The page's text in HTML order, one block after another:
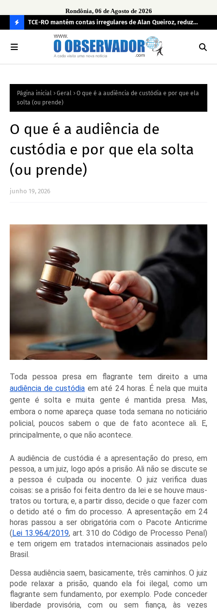
Rondônia, 06 de Agosto de 2026
O
R
TCE-RO mantém contas irregulares de Alan Queiroz, reduz
multa e caso pode gerar Inelegibilidade
Página inicial Geral
O que é a audiência de custódia e por que ela
solta (ou prende)
O que é a audiência de
custódia e por que ela solta
(ou prende)
junho 19, 2026
audiência de custódia em até 24 horas. É nela que muita
gente é solta e muita gente é mantida presa. Mas,
embora o nome apareça quase toda semana no noticiário
policial, poucos sabem o que de fato acontece ali. E,
principalmente, o que não acontece.
A audiência de custódia é a apresentação do preso, em
pessoa, a um juiz, logo após a prisão. Ali não se discute se
a pessoa é culpada ou inocente. O juiz verifica duas
coisas: se a prisão foi feita dentro da lei e se houve maus-
tratos ou tortura; e, a partir disso, decide o que fazer com
o detido até o fim do processo. A apresentação em 24
horas passou a ser obrigatória com o Pacote Anticrime
(Lei 13.964/2019, art. 310 do Código de Processo Penal)
e tem origem em tratados internacionais assinados pelo
Brasil.
Dessa audiência saem, basicamente, três caminhos. O juiz
pode relaxar a prisão, quando ela foi ilegal, como um
flagrante sem fundamento, por exemplo. Pode conceder
liberdade provisória, com ou sem fiança, às vezes